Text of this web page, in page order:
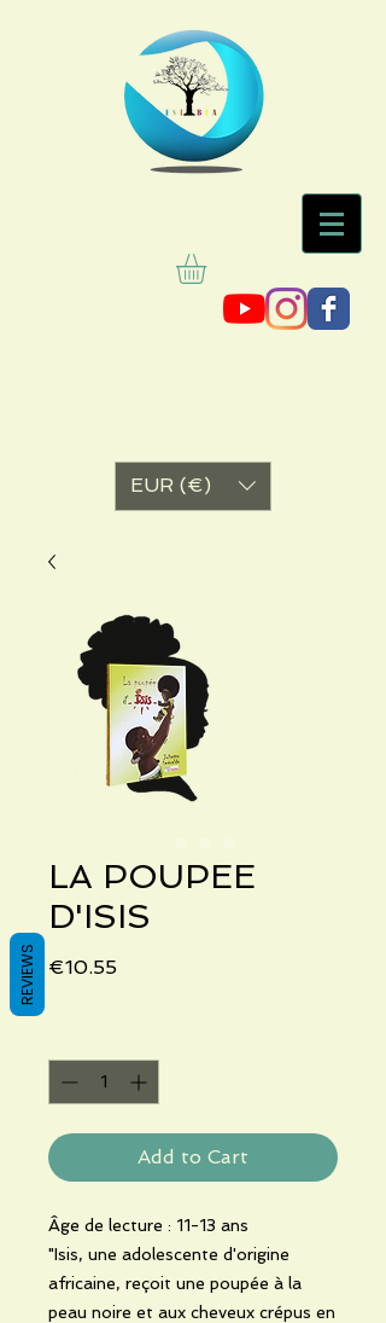
EUR (€)
LA POUPEE
D'ISIS
€10.55Price
Add to Cart
Âge de lecture : 11-13 ans
"Isis, une adolescente d'origine
africaine, reçoit une poupée à la
peau noire et aux cheveux crépus en
REVIEWS